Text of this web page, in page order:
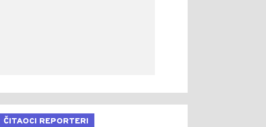
ČITAOCI REPORTERI